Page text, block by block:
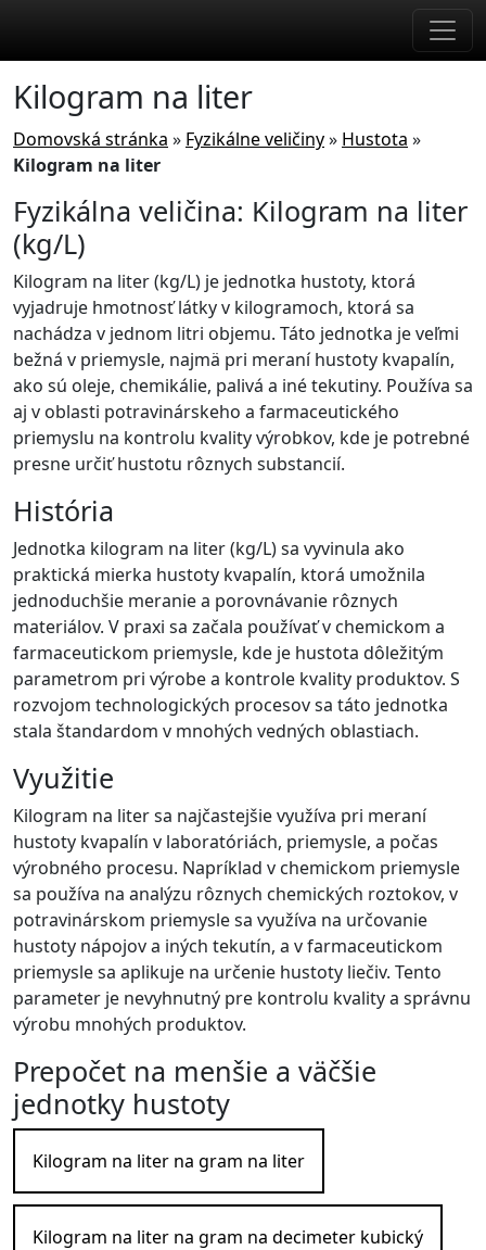
Kilogram na liter
Domovská stránka » Fyzikálne veličiny» Hustota »
Kilogram na liter
Fyzikálna veličina: Kilogram na liter
(kg/L)
Kilogram na liter (kg/L) je jednotka hustoty, ktorá
vyjadruje hmotnosť látky v kilogramoch, ktorá sa
nachádza v jednom litri objemu. Táto jednotka je veľmi
bežná v priemysle, najmä pri meraní hustoty kvapalín,
ako sú oleje, chemikálie, palivá a iné tekutiny. Používa sa
aj v oblasti potravinárskeho a farmaceutického
priemyslu na kontrolu kvality výrobkov, kde je potrebné
presne určiť hustotu rôznych substancií.
História
Jednotka kilogram na liter (kg/L) sa vyvinula ako
praktická mierka hustoty kvapalín, ktorá umožnila
jednoduchšie meranie a porovnávanie rôznych
materiálov. V praxi sa začala používať v chemickom a
farmaceutickom priemysle, kde je hustota dôležitým
parametrom pri výrobe a kontrole kvality produktov. S
rozvojom technologických procesov sa táto jednotka
stala štandardom v mnohých vedných oblastiach.
Využitie
Kilogram na liter sa najčastejšie využíva pri meraní
hustoty kvapalín v laboratóriách, priemysle, a počas
výrobného procesu. Napríklad v chemickom priemysle
sa používa na analýzu rôznych chemických roztokov, v
potravinárskom priemysle sa využíva na určovanie
hustoty nápojov a iných tekutín, a v farmaceutickom
priemysle sa aplikuje na určenie hustoty liečiv. Tento
parameter je nevyhnutný pre kontrolu kvality a správnu
výrobu mnohých produktov.
Prepočet na menšie a väčšie
jednotky hustoty
Kilogram na liter na gram na liter
Kilogram na liter na gram na decimeter kubický